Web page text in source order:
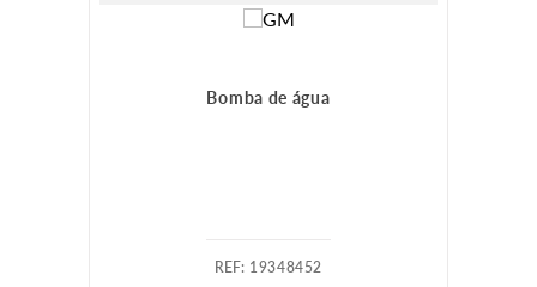
Bomba de água
: 19348452